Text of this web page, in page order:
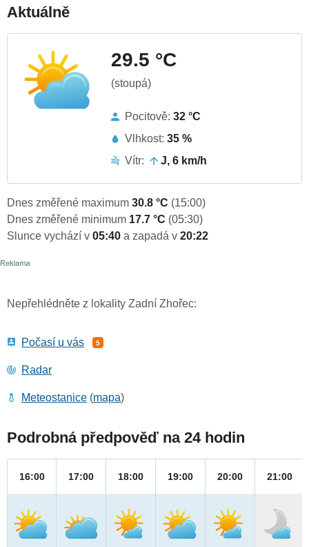
Aktuálně
29.5 °C
(stoupá)
Pocitově: 32 °C
Vlhkost: 35 %
Vítr:
J, 6 km/h
Dnes změřené maximum 30.8 °C (15:00)
Dnes změřené minimum 17.7 °C (05:30)
Slunce vychází v 05:40 a zapadá v 20:22
Nepřehlédněte z lokality Zadní Zhořec:
Počasí u vás 5
Radar
Meteostanice (mapa)
Podrobná předpověď na 24 hodin
16:00 17:00 18:00 19:00 20:00 21:00